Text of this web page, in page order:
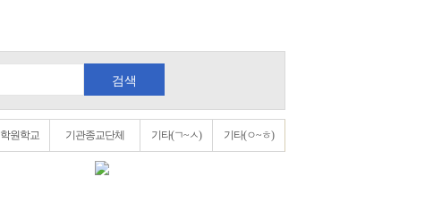
검색
학원학교 기관종교단체 기타(ㄱ~ㅅ) 기타(ㅇ~ㅎ)